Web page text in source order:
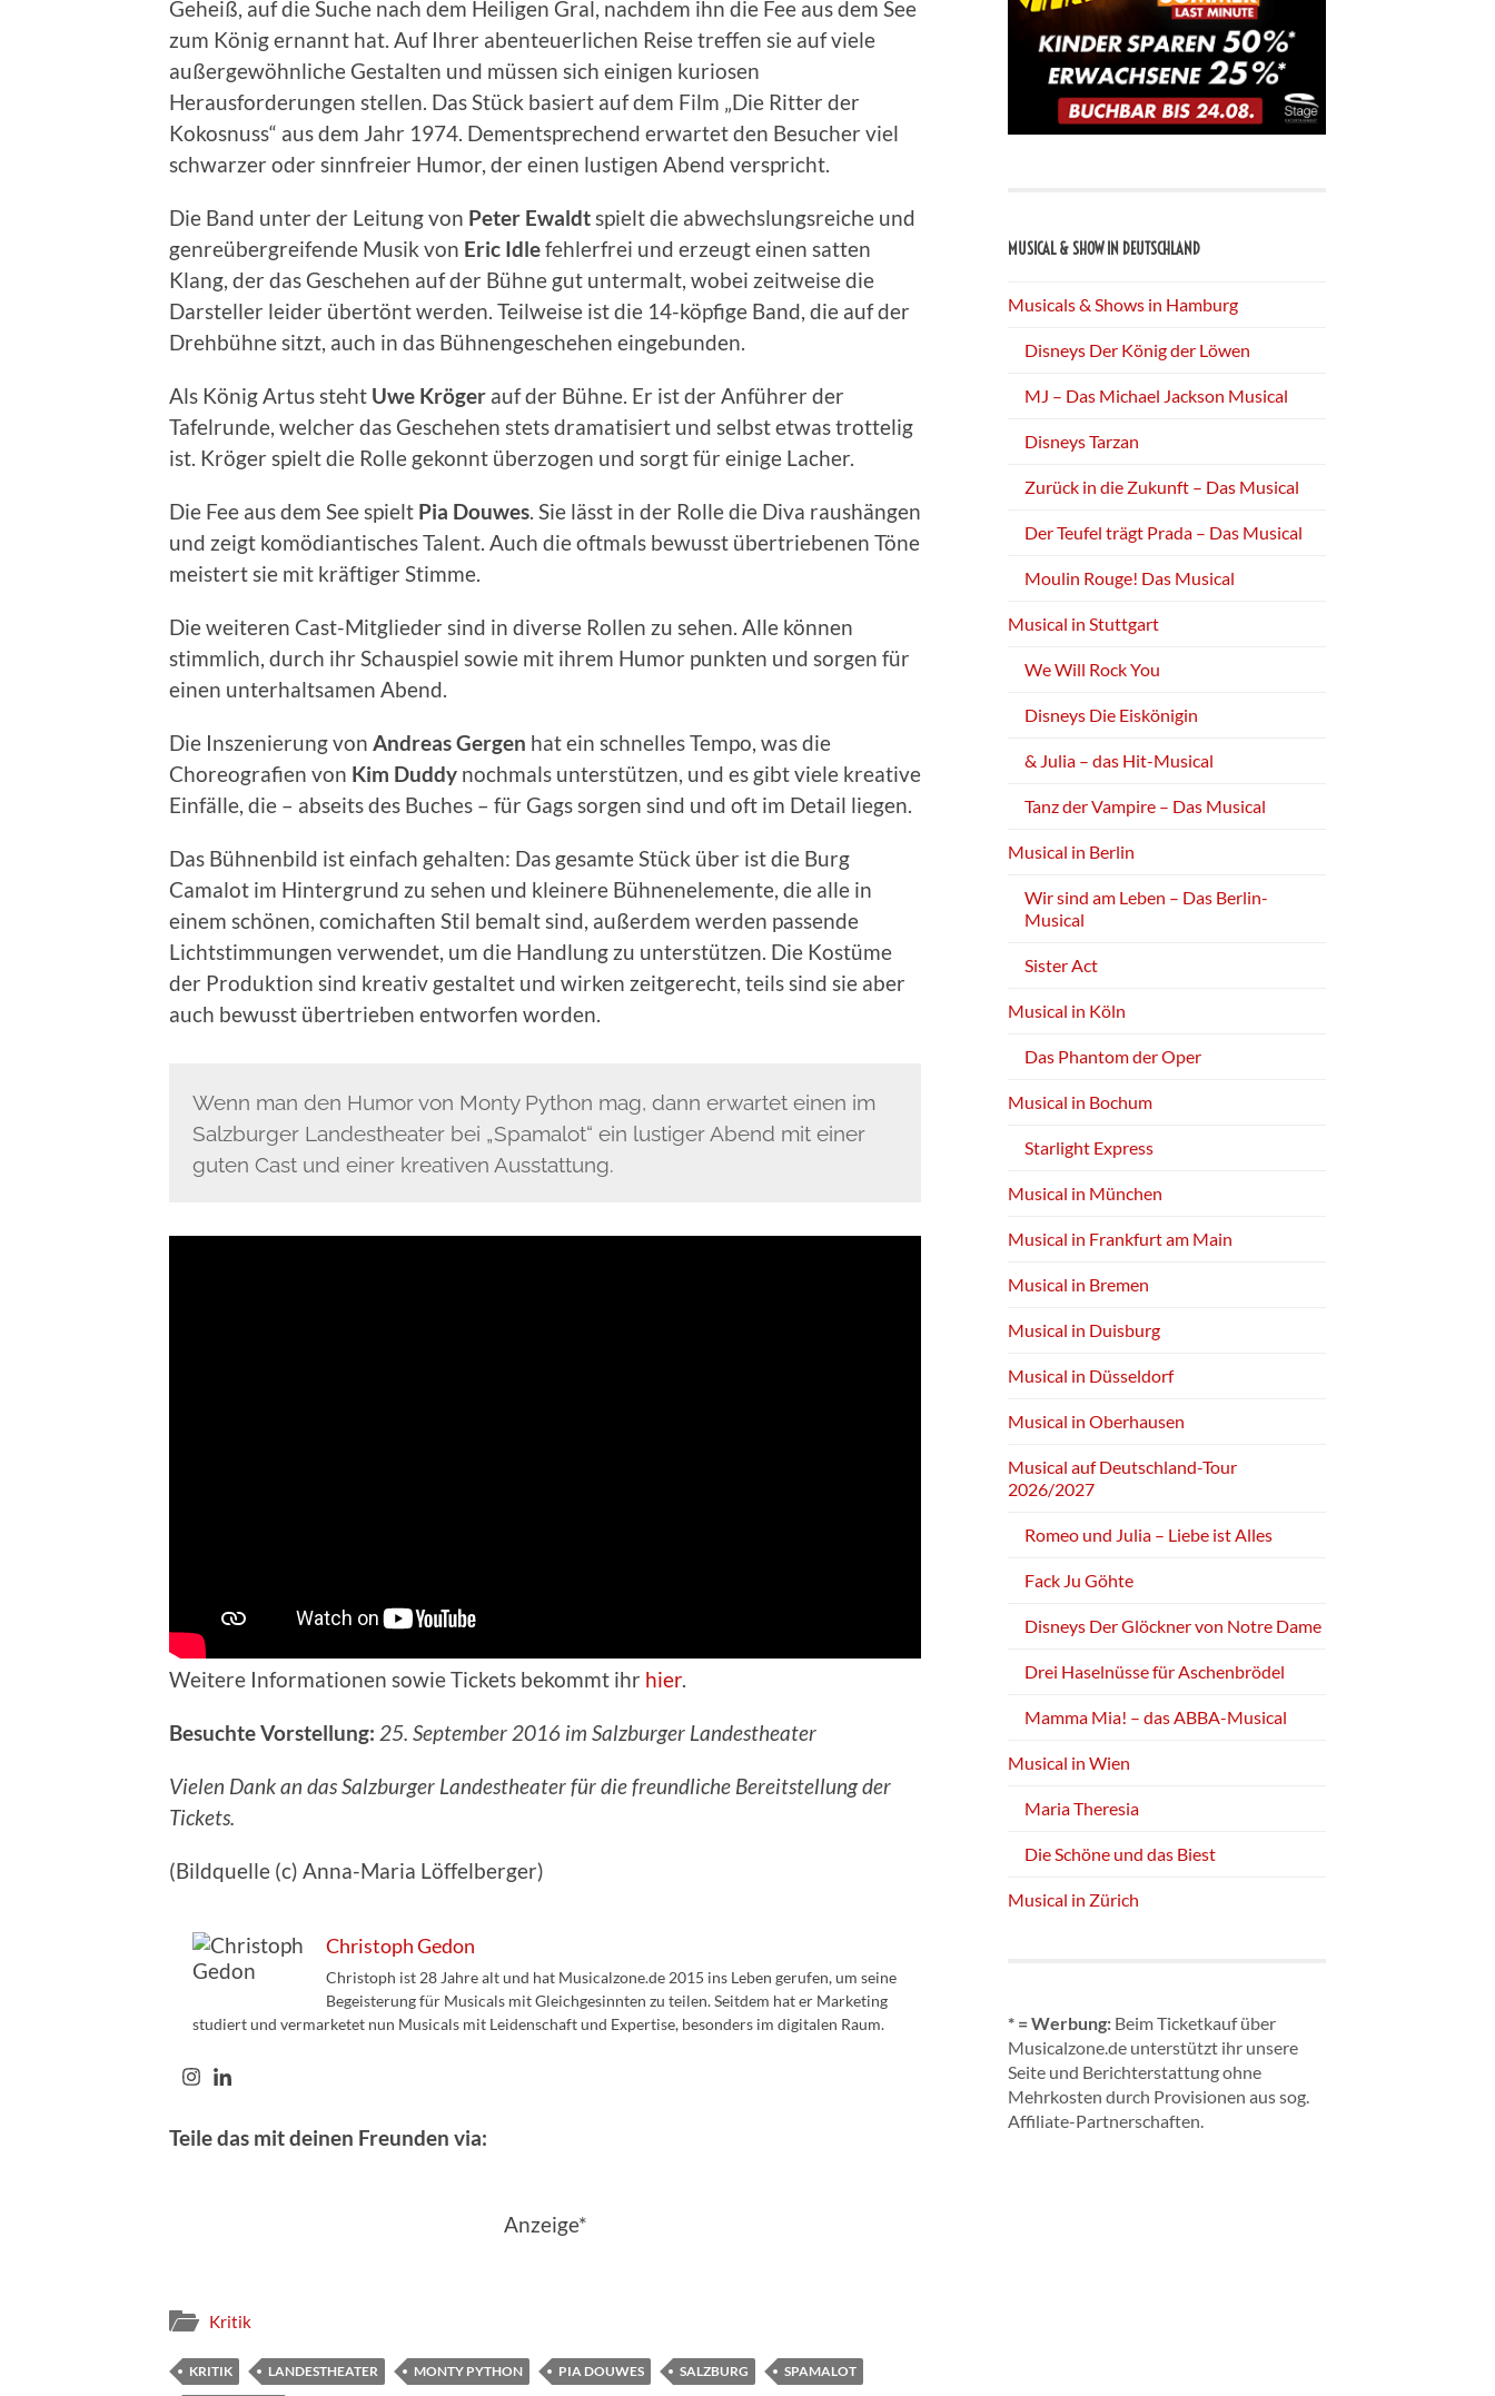
Geheiß, auf die Suche nach dem Heiligen Gral, nachdem ihn die Fee aus dem See
zum König ernannt hat. Auf Ihrer abenteuerlichen Reise treffen sie auf viele
außergewöhnliche Gestalten und müssen sich einigen kuriosen
Herausforderungen stellen. Das Stück basiert auf dem Film „Die Ritter der
Kokosnuss“ aus dem Jahr 1974. Dementsprechend erwartet den Besucher viel
schwarzer oder sinnfreier Humor, der einen lustigen Abend verspricht.
Die Band unter der Leitung von Peter Ewaldtspielt die abwechslungsreiche und
genreübergreifende Musik von Eric Idlefehlerfrei und erzeugt einen satten
Klang, der das Geschehen auf der Bühne gut untermalt, wobei zeitweise die
Darsteller leider übertönt werden. Teilweise ist die 14-köpfige Band, die auf der
Drehbühne sitzt, auch in das Bühnengeschehen eingebunden.
Als König Artus steht Uwe Kröger auf der Bühne. Er ist der Anführer der
Tafelrunde, welcher das Geschehen stets dramatisiert und selbst etwas trottelig
ist. Kröger spielt die Rolle gekonnt überzogen und sorgt für einige Lacher.
Die Fee aus dem See spielt Pia Douwes. Sie lässt in der Rolle die Diva raushängen
und zeigt komödiantisches Talent. Auch die oftmals bewusst übertriebenen Töne
meistert sie mit kräftiger Stimme.
Die weiteren Cast-Mitglieder sind in diverse Rollen zu sehen. Alle können
stimmlich, durch ihr Schauspiel sowie mit ihrem Humor punkten und sorgen für
einen unterhaltsamen Abend.
Die Inszenierung von Andreas Gergen hat ein schnelles Tempo, was die
Choreografien von Kim Duddy nochmals unterstützen, und es gibt viele kreative
Einfälle, die – abseits des Buches – für Gags sorgen sind und oft im Detail liegen.
Das Bühnenbild ist einfach gehalten: Das gesamte Stück über ist die Burg
Camalot im Hintergrund zu sehen und kleinere Bühnenelemente, die alle in
einem schönen, comichaften Stil bemalt sind, außerdem werden passende
Lichtstimmungen verwendet, um die Handlung zu unterstützen. Die Kostüme
der Produktion sind kreativ gestaltet und wirken zeitgerecht, teils sind sie aber
auch bewusst übertrieben entworfen worden.
Wenn man den Humor von Monty Python mag, dann erwartet einen im
Salzburger Landestheater bei „Spamalot“ ein lustiger Abend mit einer
guten Cast und einer kreativen Ausstattung.
Weitere Informationen sowie Tickets bekommt ihr hier.
Besuchte Vorstellung: 25. September 2016 im Salzburger Landestheater
Vielen Dank an das Salzburger Landestheater für die freundliche Bereitstellung der
Tickets.
(Bildquelle (c) Anna-Maria Löffelberger)
Christoph Gedon
Christoph ist 28 Jahre alt und hat Musicalzone.de 2015 ins Leben gerufen, um seine
Begeisterung für Musicals mit Gleichgesinnten zu teilen. Seitdem hat er Marketing
studiert und vermarketet nun Musicals mit Leidenschaft und Expertise, besonders im digitalen Raum.
Teile das mit deinen Freunden via:
Anzeige*
Kritik
KRITIK LANDESTHEATER MONTY PYTHON PIA DOUWES SALZBURG SPAMALOT
MUSICAL & SHOW IN DEUTSCHLAND
Musicals & Shows in Hamburg
Disneys Der König der Löwen
MJ – Das Michael Jackson Musical
Disneys Tarzan
Zurück in die Zukunft – Das Musical
Der Teufel trägt Prada – Das Musical
Moulin Rouge! Das Musical
Musical in Stuttgart
We Will Rock You
Disneys Die Eiskönigin
& Julia – das Hit-Musical
Tanz der Vampire – Das Musical
Musical in Berlin
Wir sind am Leben – Das Berlin-
Musical
Sister Act
Musical in Köln
Das Phantom der Oper
Musical in Bochum
Starlight Express
Musical in München
Musical in Frankfurt am Main
Musical in Bremen
Musical in Duisburg
Musical in Düsseldorf
Musical in Oberhausen
Musical auf Deutschland-Tour
2026/2027
Romeo und Julia – Liebe ist Alles
Fack Ju Göhte
Disneys Der Glöckner von Notre Dame
Drei Haselnüsse für Aschenbrödel
Mamma Mia! – das ABBA-Musical
Musical in Wien
Maria Theresia
Die Schöne und das Biest
Musical in Zürich
* = Werbung: Beim Ticketkauf über
Musicalzone.de unterstützt ihr unsere
Seite und Berichterstattung ohne
Mehrkosten durch Provisionen aus sog.
Affiliate-Partnerschaften.